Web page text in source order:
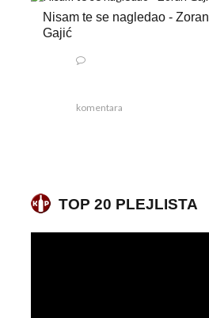
Nisam te se nagledao - Zoran
Gajić
komentara
TOP 20 PLEJLISTA